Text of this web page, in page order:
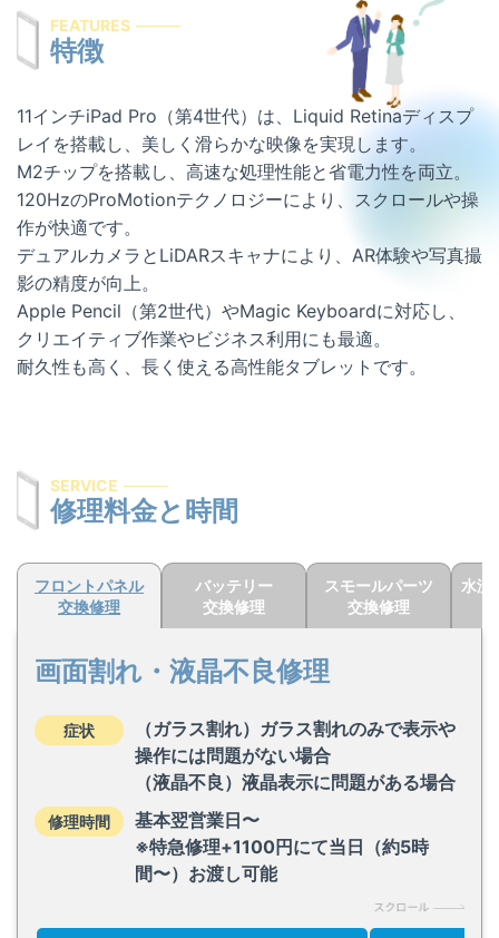
お問い合わせ
FEATURES
特徴
11インチiPad Pro（第4世代）は、Liquid Retinaディスプ
レイを搭載し、美しく滑らかな映像を実現します。
M2チップを搭載し、高速な処理性能と省電力性を両立。
120HzのProMotionテクノロジーにより、スクロールや操
作が快適です。
デュアルカメラとLiDARスキャナにより、AR体験や写真撮
影の精度が向上。
Apple Pencil（第2世代）やMagic Keyboardに対応し、
クリエイティブ作業やビジネス利用にも最適。
耐久性も高く、長く使える高性能タブレットです。
SERVICE
修理料金と時間
フロントパネル
交換修理
バッテリー
交換修理
スモールパーツ
交換修理
水没
画面割れ・液晶不良修理
症状
（ガラス割れ）ガラス割れのみで表示や
操作には問題がない場合
（液晶不良）液晶表示に問題がある場合
修理時間
基本翌営業日〜
※特急修理+1100円にて当日（約5時
間〜）お渡し可能